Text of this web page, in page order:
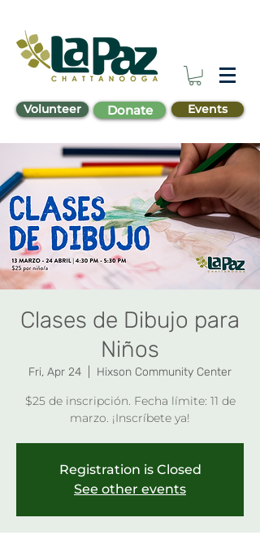
Volunteer Donate Events
Clases de Dibujo para
Niños
Fri, Apr 24 Hixson Community Center
$25 de inscripción. Fecha límite: 11 de
marzo. ¡Inscríbete ya!
Registration is Closed
See other events